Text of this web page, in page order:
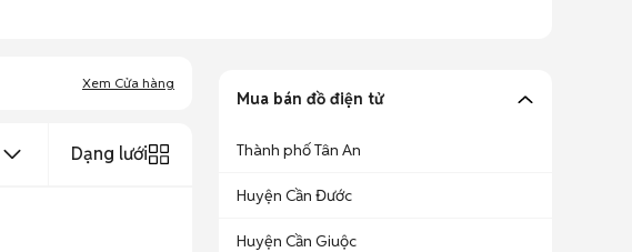
Xem Cửa hàng
Dạng lưới
Mua bán đồ điện tử
Thành phố Tân An
Huyện Cần Đước
Huyện Cần Giuộc